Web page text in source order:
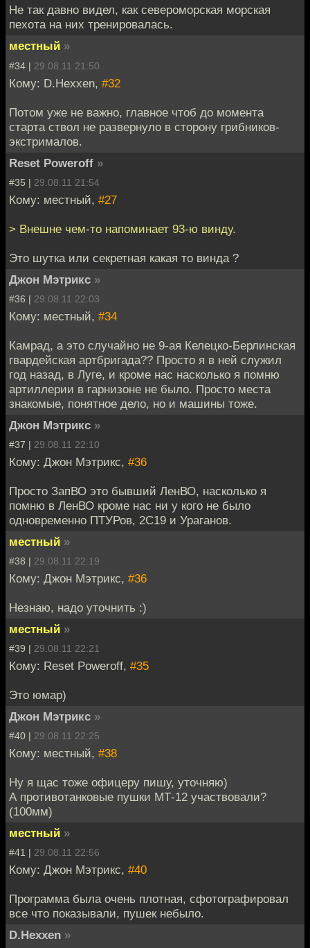
Не так давно видел, как североморская морская
пехота на них тренировалась.
местный »
#34 | 29.08.11 21:50
Кому: D.Hexxen, #32
Потом уже не важно, главное чтоб до момента
старта ствол не развернуло в сторону грибников-
экстрималов.
Reset Poweroff »
#35 | 29.08.11 21:54
Кому: местный, #27
> Внешне чем-то напоминает 93-ю винду.
Это шутка или секретная какая то винда ?
Джон Мэтрикс »
#36 | 29.08.11 22:03
Кому: местный, #34
Камрад, а это случайно не 9-ая Келецко-Берлинская
гвардейская артбригада?? Просто я в ней служил
год назад, в Луге, и кроме нас насколько я помню
артиллерии в гарнизоне не было. Просто места
знакомые, понятное дело, но и машины тоже.
Джон Мэтрикс »
#37 | 29.08.11 22:10
Кому: Джон Мэтрикс, #36
Просто ЗапВО это бывший ЛенВО, насколько я
помню в ЛенВО кроме нас ни у кого не было
одновременно ПТУРов, 2C19 и Ураганов.
местный »
#38 | 29.08.11 22:19
Кому: Джон Мэтрикс, #36
Незнаю, надо уточнить :)
местный »
#39 | 29.08.11 22:21
Кому: Reset Poweroff, #35
Это юмар)
Джон Мэтрикс »
#40 | 29.08.11 22:25
Кому: местный, #38
Ну я щас тоже офицеру пишу, уточняю)
А противотанковые пушки МТ-12 участвовали?
(100мм)
местный »
#41 | 29.08.11 22:56
Кому: Джон Мэтрикс, #40
Программа была очень плотная, сфотографировал
все что показывали, пушек небыло.
D.Hexxen »